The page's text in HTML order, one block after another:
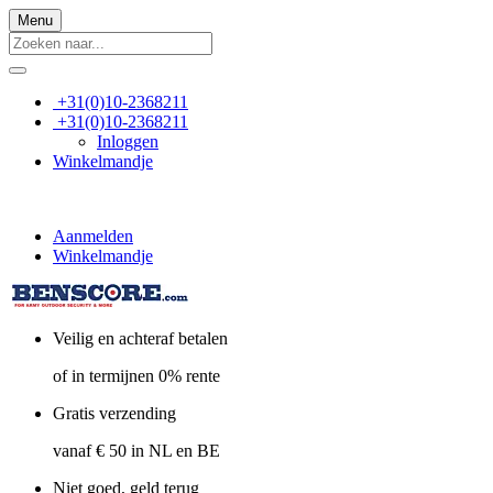
Menu
+31(0)10-2368211
+31(0)10-2368211
Inloggen
Winkelmandje
Aanmelden
Winkelmandje
Veilig en achteraf betalen
of in termijnen 0% rente
Gratis verzending
vanaf € 50 in NL en BE
Niet goed, geld terug